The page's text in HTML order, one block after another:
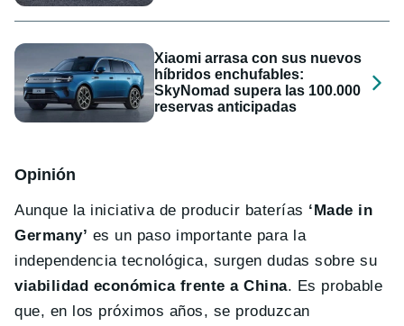
Xiaomi arrasa con sus nuevos
híbridos enchufables:
SkyNomad supera las 100.000
reservas anticipadas
Opinión
Aunque la iniciativa de producir baterías ‘Made in
Germany’ es un paso importante para la
independencia tecnológica, surgen dudas sobre su
viabilidad económica frente a China. Es probable
que, en los próximos años, se produzcan